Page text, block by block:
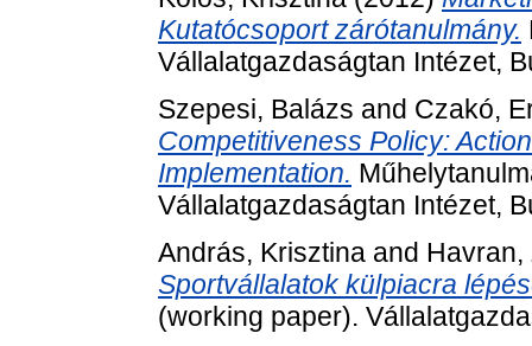
Kutatócsoport zárótanulmány.
Vállalatgazdaságtan Intézet,
Szepesi, Balázs and Czakó,
Competitiveness Policy:
Implementation.
Vállalatgazdaságtan Intézet,
András, Krisztina and Havran,
Sportvállalatok külpiacra
(working paper).